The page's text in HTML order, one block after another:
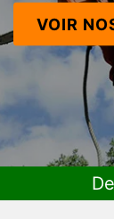
VOIR